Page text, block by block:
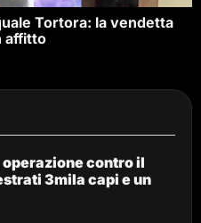
Tortora: la vendetta
affitto
contro il
3mila capi e un